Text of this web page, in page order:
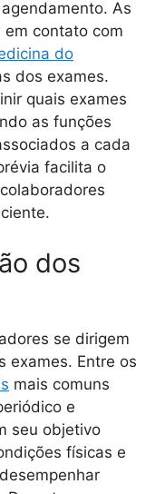
As
em contato com
do
dos exames.
quais exames
as funções
a cada
facilita o
dos
se dirigem
exames. Entre os
mais comuns
e
seu objetivo
físicas e